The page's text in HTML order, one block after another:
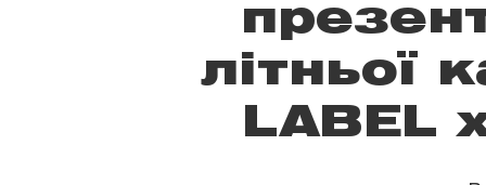
літньої
LABEL